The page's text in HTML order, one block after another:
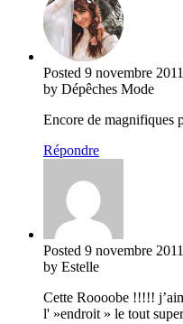
Posted 9 novembre 2011
by Dépêches Mode
Encore de magnifiques
Répondre
Posted 9 novembre 2011
by Estelle
Cette Roooobe !!!!!
l' »endroit » le tout